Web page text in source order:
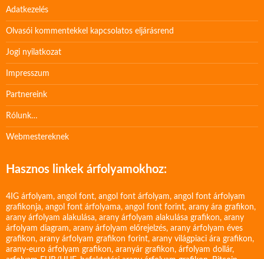
Adatkezelés
Olvasói kommentekkel kapcsolatos eljárásrend
Jogi nyilatkozat
Impresszum
Partnereink
Rólunk…
Webmestereknek
Hasznos linkek árfolyamokhoz:
4IG árfolyam, angol font, angol font árfolyam, angol font árfolyam
grafikonja, angol font árfolyama, angol font forint, arany ára grafikon,
arany árfolyam alakulása, arany árfolyam alakulása grafikon, arany
árfolyam diagram, arany árfolyam előrejelzés, arany árfolyam éves
grafikon, arany árfolyam grafikon forint, arany világpiaci ára grafikon,
arany-euro árfolyam grafikon, aranyár grafikon, árfolyam dollár,